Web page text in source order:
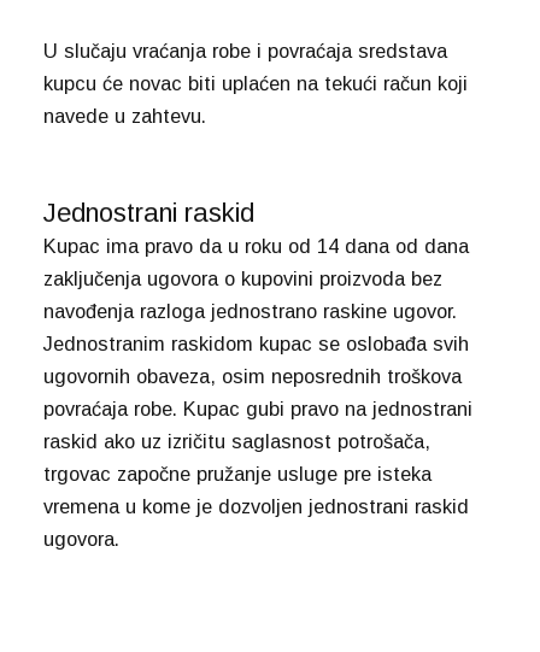
U slučaju vraćanja robe i povraćaja sredstava
kupcu će novac biti uplaćen na tekući račun koji
navede u zahtevu.
Jednostrani raskid
Kupac ima pravo da u roku od 14 dana od dana
zaključenja ugovora o kupovini proizvoda bez
navođenja razloga jednostrano raskine ugovor.
Jednostranim raskidom kupac se oslobađa svih
ugovornih obaveza, osim neposrednih troškova
povraćaja robe. Kupac gubi pravo na jednostrani
raskid ako uz izričitu saglasnost potrošača,
trgovac započne pružanje usluge pre isteka
vremena u kome je dozvoljen jednostrani raskid
ugovora.